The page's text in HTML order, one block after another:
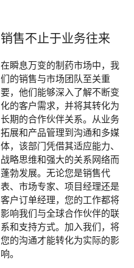
销售不止于业务往来
在瞬息万变的制药市场中，我
们的销售与市场团队至关重
要，他们能够深入了解不断变
化的客户需求，并将其转化为
长期的合作伙伴关系。从业务
拓展和产品管理到沟通和多媒
体，该部门凭借其适应能力、
战略思维和强大的关系网络而
蓬勃发展。无论您是销售代
表、市场专家、项目经理还是
客户订单经理，您的工作都将
影响我们与全球合作伙伴的联
系和支持方式。加入我们，将
您的沟通才能转化为实际的影
响。